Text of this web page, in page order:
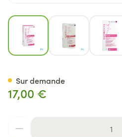
View larger image
View larger
17,00 €
Sur demande